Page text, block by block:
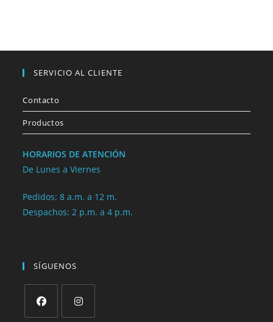
SERVICIO AL CLIENTE
Contacto
Productos
HORARIOS DE ATENCIÓN
De Lunes a Viernes
Pedidos: 8 a.m. a 12 m.
Despachos: 2 p.m. a 4 p.m.
SÍGUENOS